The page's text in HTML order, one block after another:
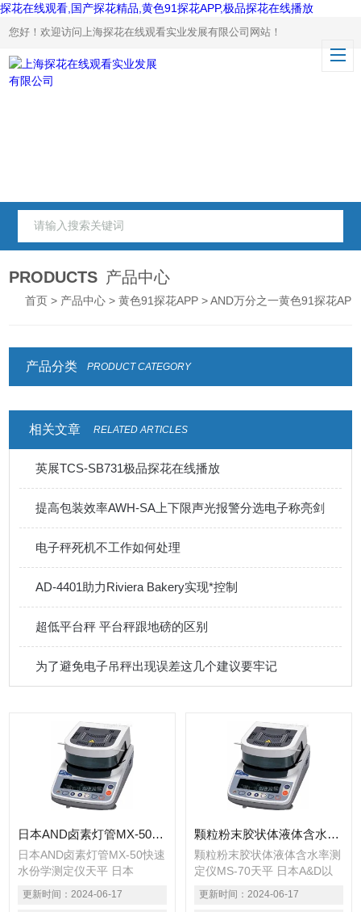
探花在线观看,国产探花精品,黄色91探花APP,极品探花在线播放
您好！欢迎访问上海探花在线观看实业发展有限公司网站！
PRODUCTS 产品中心
首页 > 产品中心 >黄色91探花APP > AND万分之一黄色91探花APP
产品分类 PRODUCT CATEGORY
相关文章 RELATED ARTICLES
英展TCS-SB731极品探花在线播放
提高包装效率AWH-SA上下限声光报警分选电子称亮剑
电子秤死机不工作如何处理
AD-4401助力Riviera Bakery实现*控制
超低平台秤 平台秤跟地磅的区别
为了避免电子吊秤出现误差这几个建议要牢记
日本AND卤素灯管MX-50快速水份学测定仪天平
日本AND卤素灯管MX-50快速
水份学测定仪天平 日本
A&amp;amp;D以全新的设计
理念、*的工艺技术制造出高
更新时间： 2024-06-17
颗粒粉末胶状体液体含水率测定仪MS-70天平
颗粒粉末胶状体液体含水率测
定仪MS-70天平 日本A&D以
全新的设计理念、*的工艺技
术制造出高精度快速水份测定
更新时间： 2024-06-17